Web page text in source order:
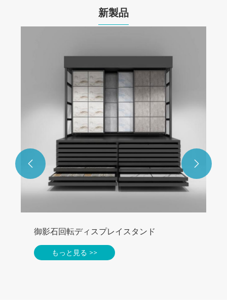
新製品
御影石回転ディスプレイスタンド
もっと見る >>
 